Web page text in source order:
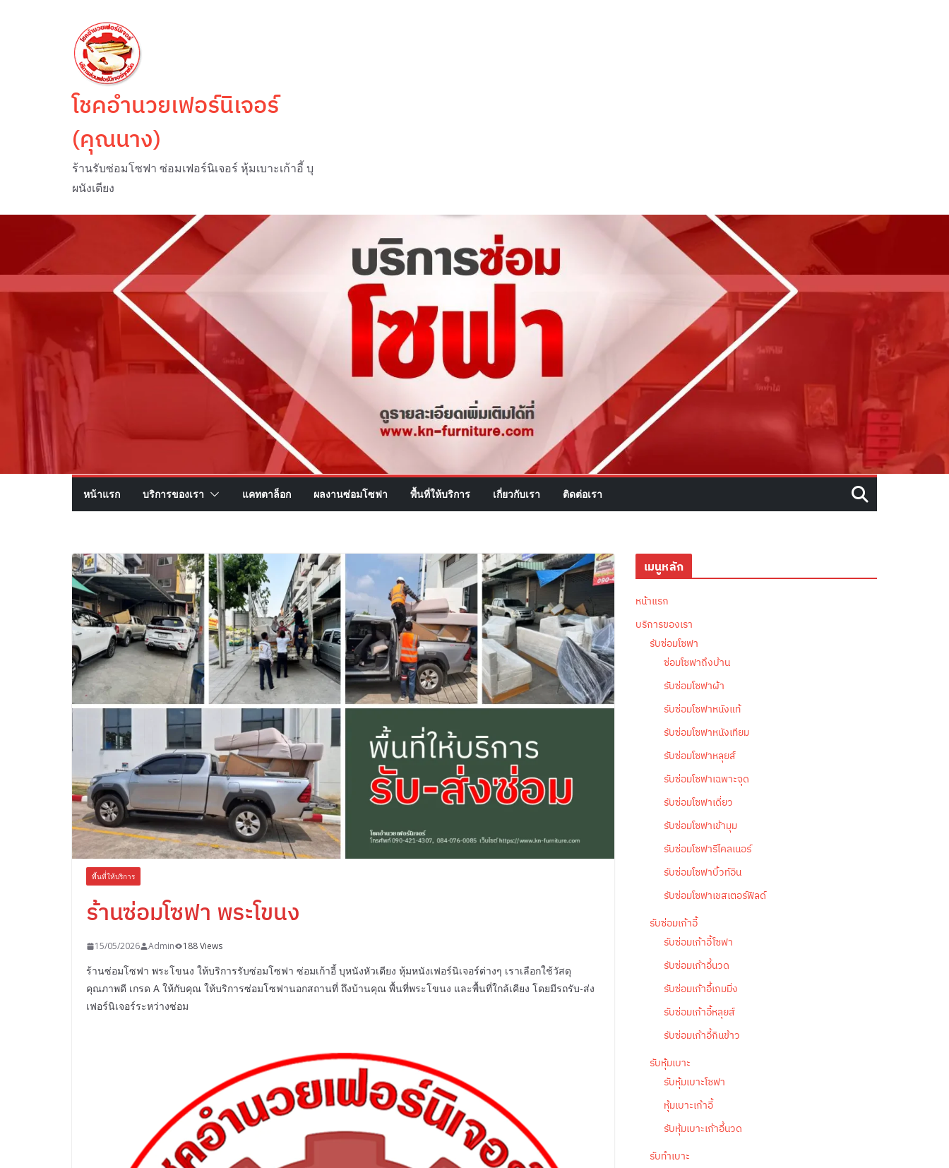
โชคอำนวยเฟอร์นิเจอร์
(คุณนาง)
ร้านรับซ่อมโซฟา ซ่อมเฟอร์นิเจอร์ หุ้มเบาะเก้าอี้ บุ
ผนังเตียง
หน้าแรก บริการของเรา แคทตาล็อก ผลงานซ่อมโซฟา พื้นที่ให้บริการ เกี่ยวกับเรา ติดต่อเรา
พื้นที่่ให้บริการ
ร้านซ่อมโซฟา พระโขนง
15/05/2026 Admin 188 Views
ร้านซ่อมโซฟา พระโขนง ให้บริการรับซ่อมโซฟา ซ่อมเก้าอี้ บุหนังหัวเตียง หุ้มหนังเฟอร์นิเจอร์ต่างๆ เราเลือกใช้วัสดุ
คุณภาพดี เกรด A ให้กับคุณ ให้บริการซ่อมโซฟานอกสถานที่ ถึงบ้านคุณ พื้นที่พระโขนง และพื้นที่ใกล้เคียง โดยมีรถรับ-ส่ง
เฟอร์นิเจอร์ระหว่างซ่อม
เมนูหลัก
หน้าแรก
บริการของเรา
รับซ่อมโซฟา
ซ่อมโซฟาถึงบ้าน
รับซ่อมโซฟาผ้า
รับซ่อมโซฟาหนังแท้
รับซ่อมโซฟาหนังเทียม
รับซ่อมโซฟาหลุยส์
รับซ่อมโซฟาเฉพาะจุด
รับซ่อมโซฟาเดี่ยว
รับซ่อมโซฟาเข้ามุม
รับซ่อมโซฟารีไคลเนอร์
รับซ่อมโซฟาบิ้วท์อิน
รับซ่อมโซฟาเชสเตอร์ฟิลด์
รับซ่อมเก้าอี้
รับซ่อมเก้าอี้โซฟา
รับซ่อมเก้าอี้นวด
รับซ่อมเก้าอี้เกมมิ่ง
รับซ่อมเก้าอี้หลุยส์
รับซ่อมเก้าอี้กินข้าว
รับหุ้มเบาะ
รับหุ้มเบาะโซฟา
หุ้มเบาะเก้าอี้
รับหุ้มเบาะเก้าอี้นวด
รับทำเบาะ